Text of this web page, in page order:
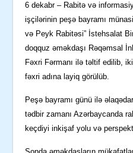
6 dekabr – Rabitə və
işçilərinin peşə bayramı
və Peyk Rabitəsi” İstehsalat
doqquz əməkdaşı Rəqəmsal
Fəxri Fərmanı ilə təltif edilib,
fəxri adına layiq görülüb.
Peşə bayramı günü ilə
tədbir zamanı Azərbaycanda
keçdiyi inkişaf yolu və